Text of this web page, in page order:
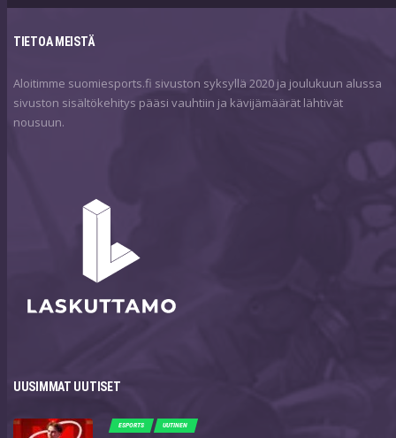
TIETOA MEISTÄ
Aloitimme suomiesports.fi sivuston syksyllä 2020 ja joulukuun alussa
sivuston sisältökehitys pääsi vauhtiin ja kävijämäärät lähtivät
nousuun.
UUSIMMAT UUTISET
ESPORTS UUTINEN